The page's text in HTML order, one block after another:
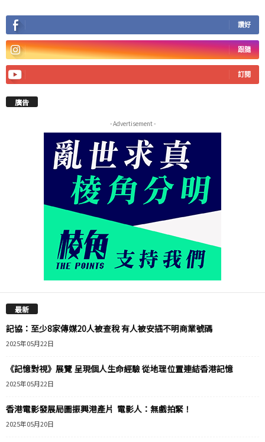
讚好
跟隨
訂閱
廣告
- Advertisement -
最新
記協：至少8家傳媒20人被查稅 有人被安插不明商業號碼
2025年05月22日
《記憶對視》展覽 呈現個人生命經驗 從地理位置連結香港記憶
2025年05月22日
香港電影發展局圖振興港產片 電影人：無戲拍緊！
2025年05月20日